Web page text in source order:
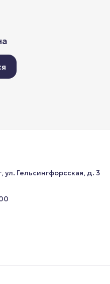
ул. Гельсингфорсская, д. 3